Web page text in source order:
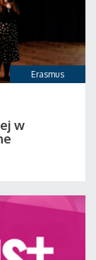
Erasmus
w